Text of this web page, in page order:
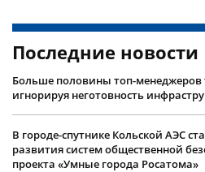
Последние новости
Больше половины топ-менеджеров
игнорируя неготовность
В городе-спутнике Кольской АЭС
развития систем общественной
проекта «Умные города Росатома»